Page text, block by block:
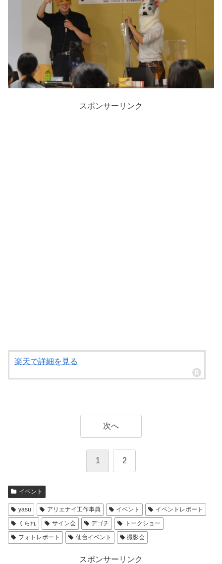
スポンサーリンク
楽天で詳細を見る
次へ
1 2
イベント
yasu アリエナイ工作事典 イベント
イベントレポート
くられ
サイン会 デゴチ
トークショー
フォトレポート
仙台イベント 撮影会
スポンサーリンク